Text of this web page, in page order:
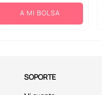
A MI BOLSA
SOPORTE